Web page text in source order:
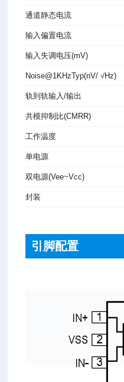
通道静态电流
输入偏置电流
输入失调 电压(mV)
Noise@1KHzTyp(nV/ √Hz)
轨到轨输入/输出
共模抑制比(CMRR)
工作温度
单电源
双电源(Vee~Vcc)
封装
引脚配置